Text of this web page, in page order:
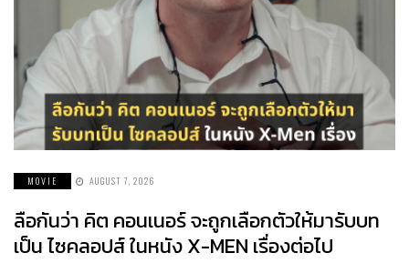
MOVIE AUGUST 7, 2026
ลือกันว่า คิต คอนเนอร์ จะถูกเลือกตัวให้มารับบท
เป็น ไซคลอปส์ ในหนัง X-MEN เรื่องต่อไป